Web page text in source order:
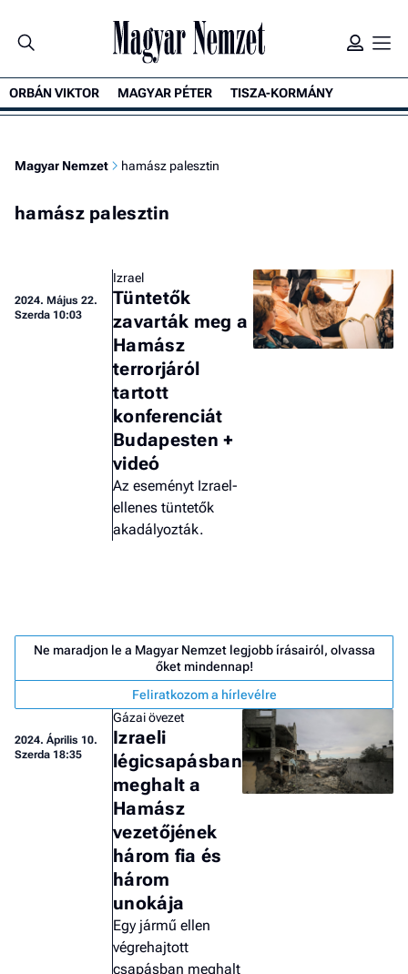
-
ORBÁN VIKTOR MAGYAR PÉTER TISZA-KORMÁNY
Magyar Nemzet hamász palesztin
hamász palesztin
2024. Május 22.
Szerda 10:03
Izrael
Tüntetők
zavarták meg a
Hamász
terrorjáról
tartott
konferenciát
Budapesten +
videó
Az eseményt Izrael-
ellenes tüntetők
akadályozták.
Ne maradjon le a Magyar Nemzet legjobb írásairól, olvassa
őket mindennap!
Feliratkozom a hírlevélre
2024. Április 10.
Szerda 18:35
Gázai övezet
Izraeli
légicsapásban
meghalt a
Hamász
vezetőjének
három fia és
három
unokája
Egy jármű ellen
végrehajtott
csapásban meghalt